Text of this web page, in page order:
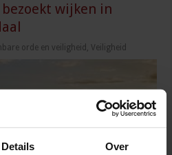
Details Over
wijken in
orde en veiligheid ,Veiligheid